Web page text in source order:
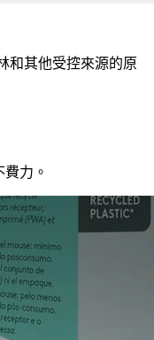
和其他受控來源的原
力。